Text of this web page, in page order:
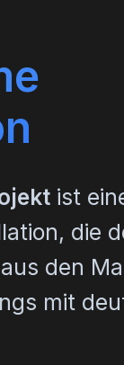
ist
die
den
mit